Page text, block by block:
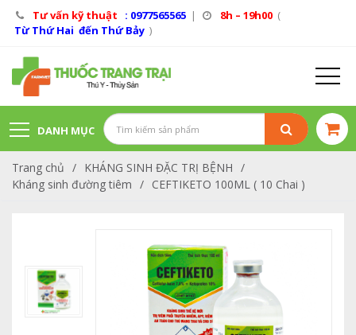
Tư vấn kỹ thuật : 0977565565 | 8h – 19h00 (
Từ Thứ Hai đến Thứ Bảy )
DANH MỤC
SẢN PHẨM
Trang chủ / KHÁNG SINH ĐẶC TRỊ BỆNH /
Kháng sinh đường tiêm / CEFTIKETO 100ML ( 10 Chai )